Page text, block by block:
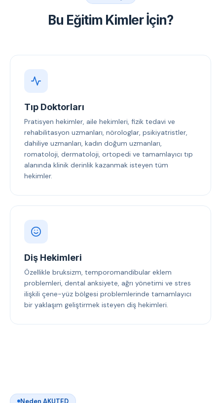
Bu Eğitim Kimler İçin?
Tıp Doktorları
Pratisyen hekimler, aile hekimleri, fizik tedavi ve
rehabilitasyon uzmanları, nörologlar, psikiyatristler,
dahiliye uzmanları, kadın doğum uzmanları,
romatoloji, dermatoloji, ortopedi ve tamamlayıcı tıp
alanında klinik derinlik kazanmak isteyen tüm
hekimler.
Diş Hekimleri
Özellikle bruksizm, temporomandibular eklem
problemleri, dental anksiyete, ağrı yönetimi ve stres
ilişkili çene-yüz bölgesi problemlerinde tamamlayıcı
bir yaklaşım geliştirmek isteyen diş hekimleri.
Neden AKUTED